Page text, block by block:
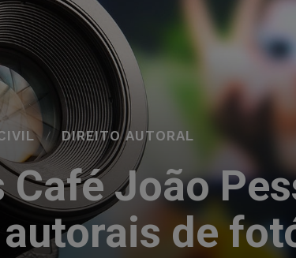
DIREITO AUTORAL
Café João
de